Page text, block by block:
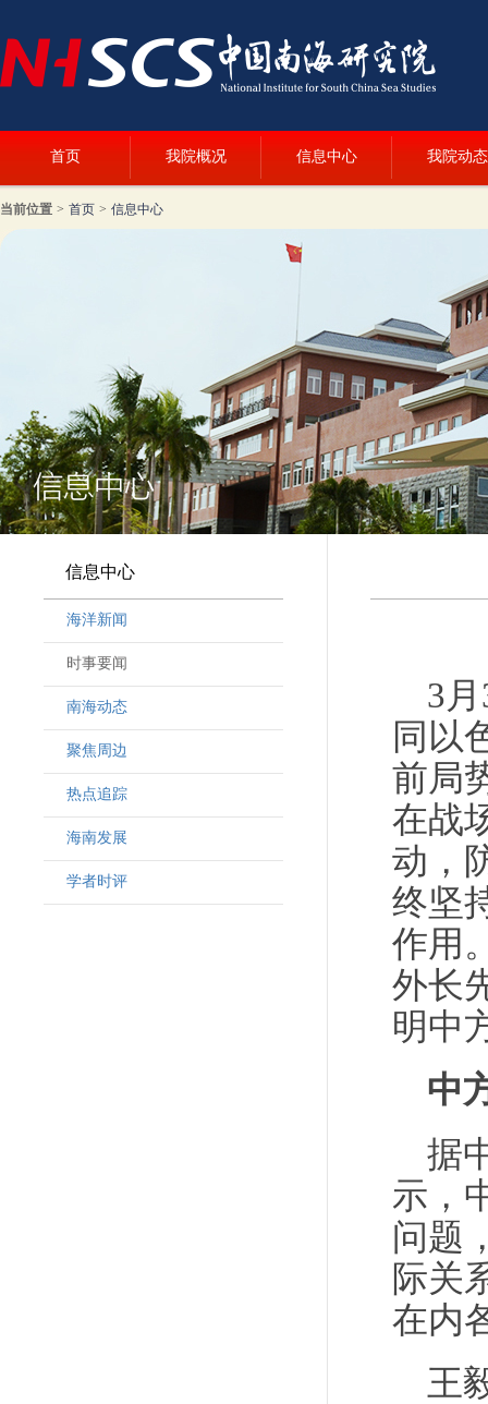
首页 我院概况 信息中心 我院动态
当前位置 > 首页 > 信息中心
信息中心
海洋新闻
时事要闻
南海动态
聚焦周边
热点追踪
海南发展
学者时评
3
同以
前局
在战
动，
终坚
作用
外长
明中
中
据
示，
问题
际关
在内
王